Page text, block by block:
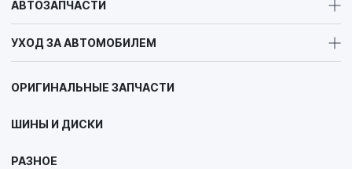
АВТОЗАПЧАСТИ
УХОД ЗА АВТОМОБИЛЕМ
ОРИГИНАЛЬНЫЕ ЗАПЧАСТИ
ШИНЫ И ДИСКИ
РАЗНОЕ